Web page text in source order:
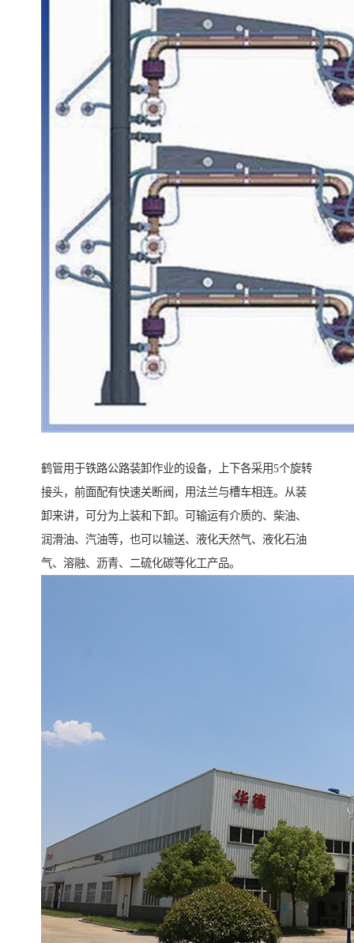
鹤管用于铁路公路装卸作业的设备，上下各采用5个旋转
接头，前面配有快速关断阀，用法兰与槽车相连。从装
卸来讲，可分为上装和下卸。可输运有介质的、柴油、
润滑油、汽油等，也可以输送、液化天然气、液化石油
气、溶融、沥青、二硫化碳等化工产品。